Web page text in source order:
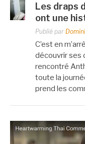
Les draps
ont une
Publié par
C’est en
découvrir ses
rencontré
toute la
prend les